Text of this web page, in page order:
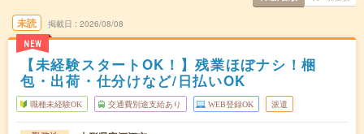
未読
NEW
掲載日 2026/08/08
【未経験スタートOK！】残業ほぼナシ！梱
包・出荷・仕分けなど/日払いOK
職種未経験OK 交通費別途支給あり WEB登録OK 派遣